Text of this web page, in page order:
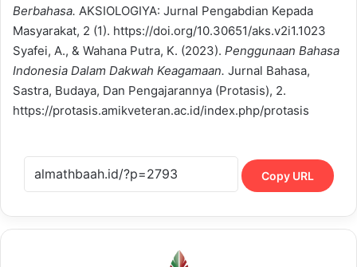
Berbahasa. AKSIOLOGIYA: Jurnal Pengabdian Kepada
Masyarakat, 2 (1). https://doi.org/10.30651/aks.v2i1.1023
Syafei, A., & Wahana Putra, K. (2023). Penggunaan Bahasa
Indonesia Dalam Dakwah Keagamaan. Jurnal Bahasa,
Sastra, Budaya, Dan Pengajarannya (Protasis), 2.
https://protasis.amikveteran.ac.id/index.php/protasis
Copy URL